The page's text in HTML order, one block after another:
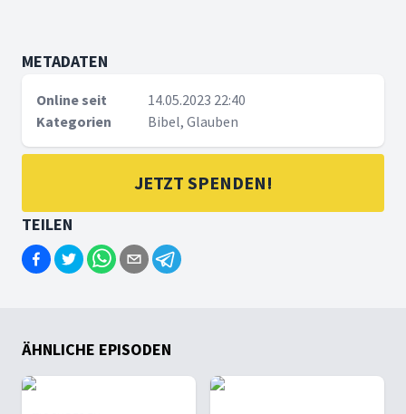
METADATEN
Online seit
14.05.2023 22:40
Kategorien
Bibel, Glauben
JETZT SPENDEN!
TEILEN
ÄHNLICHE EPISODEN